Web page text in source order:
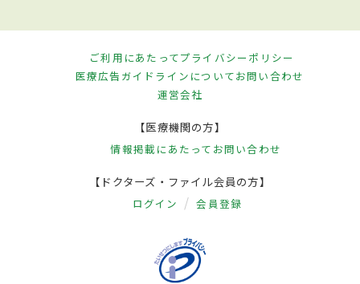
ご利用にあたってプライバシーポリシー
医療広告ガイドラインについてお問い合わせ
運営会社
【医療機関の方】
情報掲載にあたって お問い合わせ
【ドクターズ・ファイル会員の方】
ログイン 会員登録